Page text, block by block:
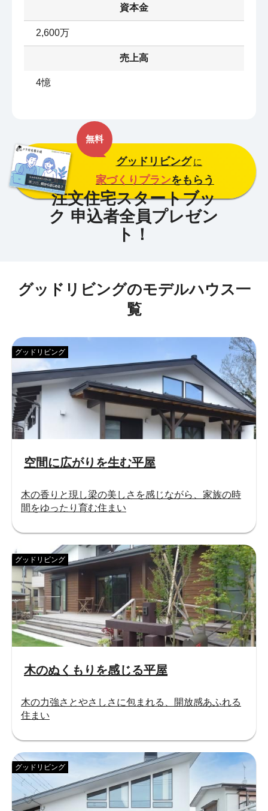
資本金
2,600万
売上高
4憶
無料
グッドリビング に
家づくりプランをもらう
グッドリビングのモデルハウス一
覧
空間に広がりを生む平屋
グッドリビング
木の香りと現し梁の美しさを感じながら、家族の時
間をゆったり育む住まい
木のぬくもりを感じる平屋
グッドリビング
木の力強さとやさしさに包まれる、開放感あふれる
住まい
グッドリビング